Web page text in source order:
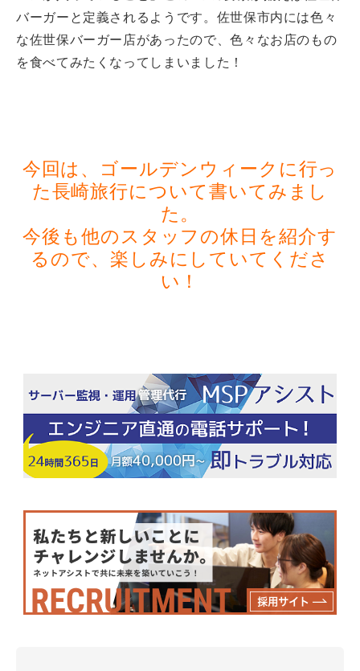
バーガーと定義されるようです。佐世保市内には色々
な佐世保バーガー店があったので、色々なお店のもの
を食べてみたくなってしまいました！
今回は、ゴールデンウィークに行っ
た長崎旅行について書いてみまし
た。
今後も他のスタッフの休日を紹介す
るので、楽しみにしていてくださ
い！